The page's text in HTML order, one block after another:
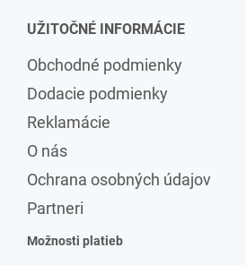
UŽITOČNÉ INFORMÁCIE
Obchodné podmienky
Dodacie podmienky
Reklamácie
O nás
Ochrana osobných údajov
Partneri
Možnosti platieb